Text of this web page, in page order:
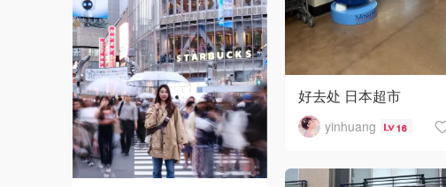
好去处 日本超市
yinhuang 16